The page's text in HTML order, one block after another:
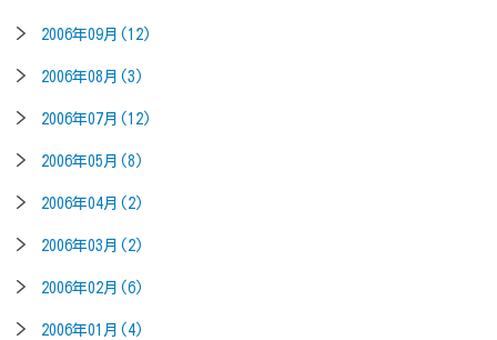
2006年09月(12)
2006年08月(3)
2006年07月(12)
2006年05月(8)
2006年04月(2)
2006年03月(2)
2006年02月(6)
2006年01月(4)